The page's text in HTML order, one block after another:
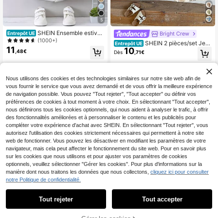
5
Entrepôt UE SHEIN Ensemble estival
minimaliste et décontracté pour jeu
ne garçon, de couleur blanche, ave
c col montant et manches classique
s
(1000+)
11 ,48€
Bright Crew
Entrepôt UE SHEIN 2 pièces/set Jeu
ne garçon Vacances d'été Décontra
cté Beige Imprimé palmier Chemise
à manches courtes et short set
Dès 10,71€
Nous utilisons des cookies et des technologies similaires sur notre site web afin de
vous fournir le service que vous avez demandé et de vous offrir la meilleure expérience
de navigation possible. Vous pouvez "Tout rejeter", "Tout accepter" ou définir vos
préférences de cookies à tout moment à votre choix. En sélectionnant "Tout accepter",
nous définirons tous les cookies optionnels, qui nous aident à analyser le trafic, à offrir
des fonctionnalités améliorées et à personnaliser le contenu et les publicités pour
compléter votre expérience d'achat avec SHEIN. En sélectionnant "Tout rejeter", vous
autorisez l'utilisation des cookies strictement nécessaires qui permettent à notre site
web de fonctionner. Vous pouvez les désactiver en modifiant les paramètres de votre
navigateur, mais cela peut affecter le fonctionnement du site web. Pour en savoir plus
sur les cookies que nous utilisons et pour ajuster vos paramètres de cookies
optionnels, veuillez sélectionner "Gérer les cookies". Pour plus d'informations sur la
manière dont nous traitons les données que nous collectons, cliquez ici pour consulter
notre Politique de confidentialité.
Tout rejeter Tout accepter